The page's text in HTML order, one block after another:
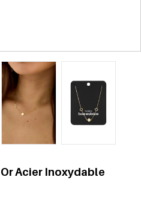
Acier Inoxydable